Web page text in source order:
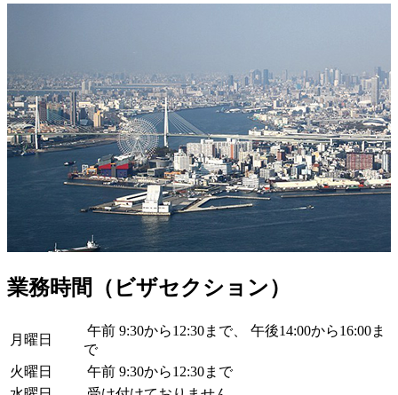
業務時間（ビザセクション）
月曜日
午前 9:30から12:30まで、 午後14:00から16:00ま
で
火曜日
午前 9:30から12:30まで